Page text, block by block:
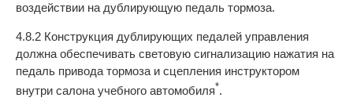
воздействии на дублирующую педаль тормоза.
4.8.2 Конструкция дублирующих педалей управления
должна обеспечивать световую сигнализацию нажатия на
педаль привода тормоза и сцепления инструктором
внутри салона учебного автомобиля*.